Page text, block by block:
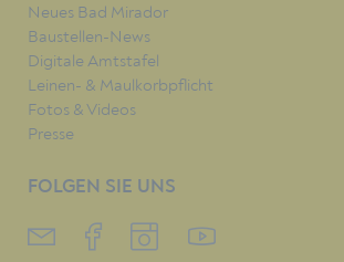
Neues Bad Mirador
Baustellen-News
Digitale Amtstafel
Leinen- & Maulkorbpflicht
Fotos & Videos
Presse
FOLGEN SIE UNS